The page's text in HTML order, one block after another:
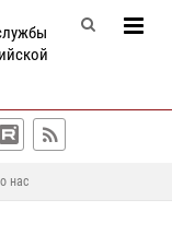
нас